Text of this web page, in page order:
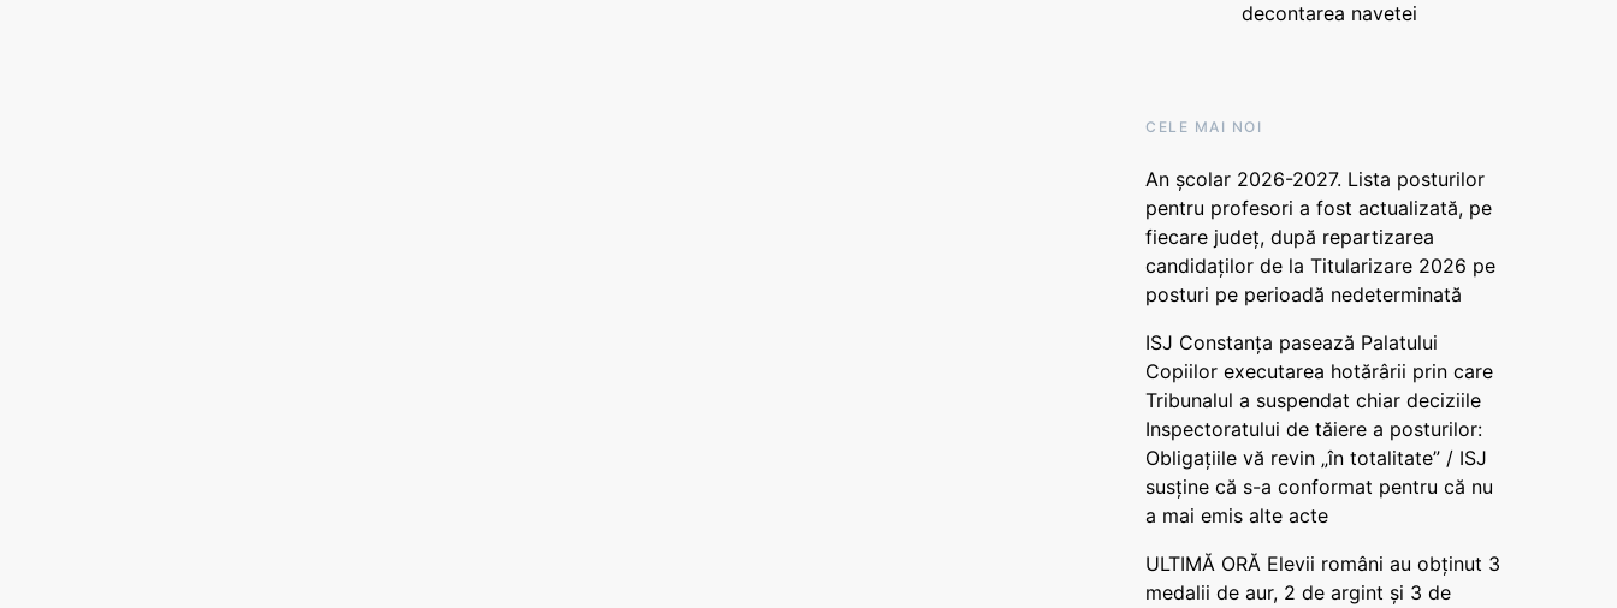
decontarea navetei
CELE MAI NOI
An școlar 2026-2027. Lista posturilor
pentru profesori a fost actualizată, pe
fiecare județ, după repartizarea
candidaților de la Titularizare 2026 pe
posturi pe perioadă nedeterminată
ISJ Constanța pasează Palatului
Copiilor executarea hotărârii prin care
Tribunalul a suspendat chiar deciziile
Inspectoratului de tăiere a posturilor:
Obligațiile vă revin „în totalitate” / ISJ
susține că s-a conformat pentru că nu
a mai emis alte acte
ULTIMĂ ORĂ Elevii români au obținut 3
medalii de aur, 2 de argint și 3 de